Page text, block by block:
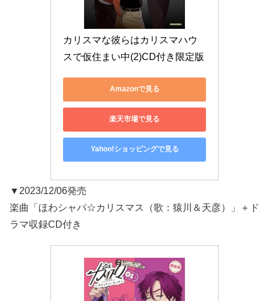
カリスマな彼らはカリスマハウ
スで仮住まい中(2)CD付き限定版
Amazonで見る
楽天市場で見る
Yahoo!ショッピングで見る
▼2023/12/06発売
楽曲「ほわシャパ☆カリスマス（歌：猿川＆天彦）」＋ド
ラマ収録CD付き